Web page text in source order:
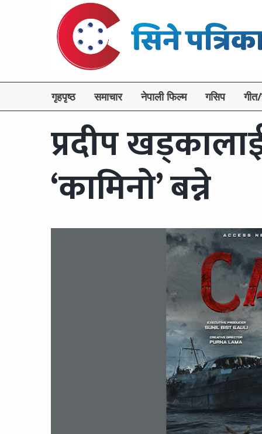
गृहपृष्ठ समाचार नेपाली फिल्म गसिप
प्रदीप
‘कामिनो’ बन्ने